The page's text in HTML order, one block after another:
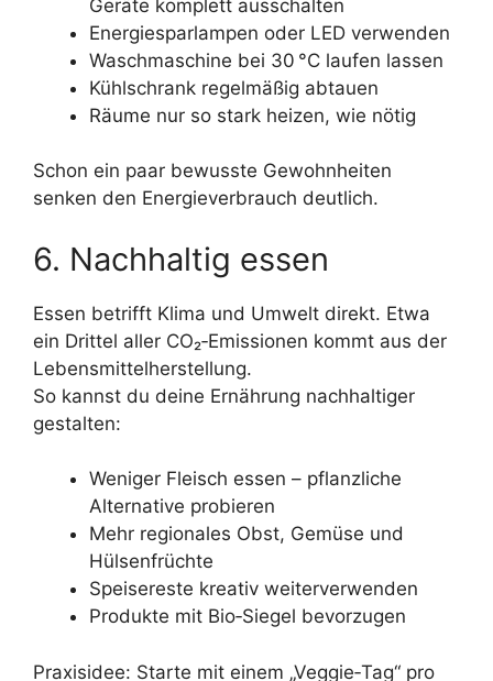
Geräte komplett ausschalten
Energiesparlampen oder LED verwenden
Waschmaschine bei 30 °C laufen lassen
Kühlschrank regelmäßig abtauen
Räume nur so stark heizen, wie nötig
Schon ein paar bewusste Gewohnheiten
senken den Energieverbrauch deutlich.
6. Nachhaltig essen
Essen betrifft Klima und Umwelt direkt. Etwa
ein Drittel aller CO₂‑Emissionen kommt aus der
Lebensmittelherstellung.
So kannst du deine Ernährung nachhaltiger
gestalten:
Weniger Fleisch essen – pflanzliche
Alternative probieren
Mehr regionales Obst, Gemüse und
Hülsenfrüchte
Speisereste kreativ weiterverwenden
Produkte mit Bio‑Siegel bevorzugen
Praxisidee: Starte mit einem „Veggie‑Tag“ pro